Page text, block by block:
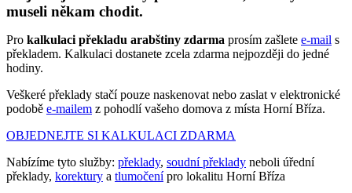
museli někam chodit.
Pro kalkulaci překladu arabštiny zdarma prosím zašlete e-mail s
překladem. Kalkulaci dostanete zcela zdarma nejpozději do jedné
hodiny.
Veškeré překlady stačí pouze naskenovat nebo zaslat v elektronické
podobě e-mailem z pohodlí vašeho domova z místa Horní Bříza.
OBJEDNEJTE SI KALKULACI ZDARMA
Nabízíme tyto služby: překlady, soudní překlady neboli úřední
překlady, korektury a tlumočenípro lokalitu Horní Bříza